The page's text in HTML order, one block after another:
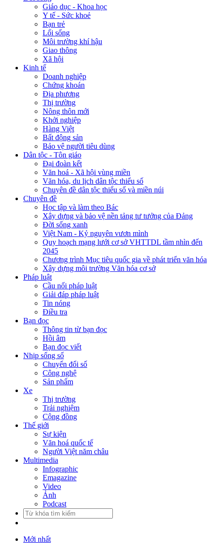
Giáo dục - Khoa học
Y tế - Sức khoẻ
Bạn trẻ
Lối sống
Môi trường khí hậu
Giao thông
Xã hội
Kinh tế
Doanh nghiệp
Chứng khoán
Địa phương
Thị trường
Nông thôn mới
Khởi nghiệp
Hàng Việt
Bất động sản
Bảo vệ người tiêu dùng
Dân tộc - Tôn giáo
Đại đoàn kết
Văn hoá - Xã hội vùng miền
Văn hóa, du lịch dân tộc thiểu số
Chuyên đề dân tộc thiểu số và miền núi
Chuyên đề
Học tập và làm theo Bác
Xây dựng và bảo vệ nền tảng tư tưởng của Đảng
Đời sống xanh
Việt Nam - Kỷ nguyên vươn mình
Quy hoạch mạng lưới cơ sở VHTTDL tầm nhìn đến
2045
Chương trình Mục tiêu quốc gia về phát triển văn hóa
Xây dựng môi trường Văn hóa cơ sở
Pháp luật
Cầu nối pháp luật
Giải đáp pháp luật
Tin nóng
Điều tra
Bạn đọc
Thông tin từ bạn đọc
Hồi âm
Bạn đọc viết
Nhịp sống số
Chuyển đổi số
Công nghệ
Sản phẩm
Xe
Thị trường
Trải nghiệm
Cộng đồng
Thế giới
Sự kiện
Văn hoá quốc tế
Người Việt năm châu
Multimedia
Infographic
Emagazine
Video
Ảnh
Podcast
Mới nhất